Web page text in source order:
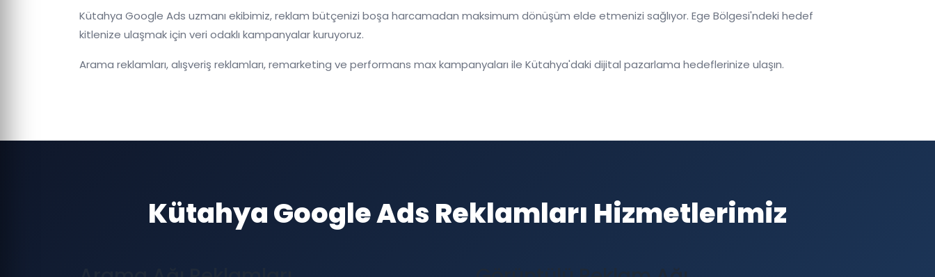
Kütahya Google Ads uzmanı ekibimiz, reklam bütçenizi boşa harcamadan maksimum dönüşüm elde etmenizi sağlıyor. Ege Bölgesi'ndeki hedef
kitlenize ulaşmak için veri odaklı kampanyalar kuruyoruz.
Arama reklamları, alışveriş reklamları, remarketing ve performans max kampanyaları ile Kütahya'daki dijital pazarlama hedeflerinize ulaşın.
Kütahya Google Ads Reklamları Hizmetlerimiz